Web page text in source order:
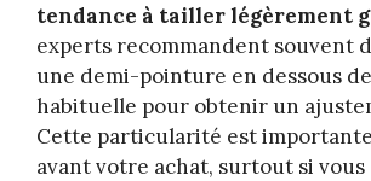
tendance à tailler légèrement
experts recommandent souvent
une demi-pointure en dessous
habituelle pour obtenir un
Cette particularité est
avant votre achat, surtout si vous